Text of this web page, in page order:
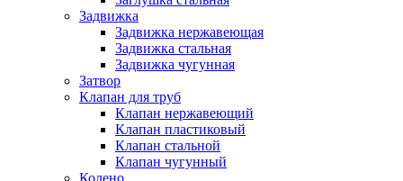
Задвижка
Задвижка нержавеющая
Задвижка стальная
Задвижка чугунная
Затвор
Клапан для труб
Клапан нержавеющий
Клапан пластиковый
Клапан стальной
Клапан чугунный
Колено